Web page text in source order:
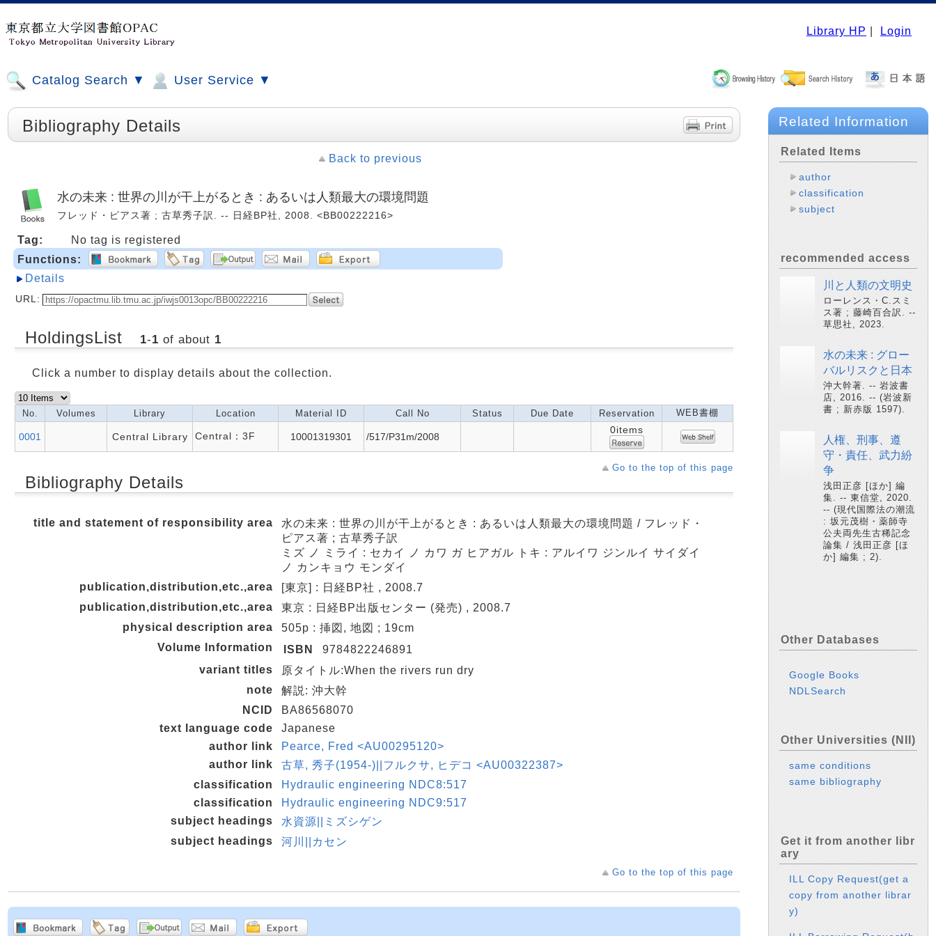
Library HP Login
Catalog Search ▼ User Service ▼
Bibliography Details
Back to previous
水の未来 : 世界の川が干上がるとき : あるいは人類最大の環境問題
フレッド・ピアス著 ; 古草秀子訳. -- 日経BP社, 2008. <BB00222216>
Tag:
No tag is registered
Functions:
Details
URL:
HoldingsList 1-1 of about 1
Click a number to display details about the collection.
No. Volumes Library Location Material ID Call No Status Due Date Reservation WEB書棚
0001 Central Library Central：3F 10001319301 /517/P31m/2008
0items
Go to the top of this page
Bibliography Details
title and statement of responsibility area
水の未来 : 世界の川が干上がるとき : あるいは人類最大の環境問題 / フレッド・
ピアス著 ; 古草秀子訳
ミズ ノ ミライ : セカイ ノ カワ ガ ヒアガル トキ : アルイワ ジンルイ サイダイ
ノ カンキョウ モンダイ
publication,distribution,etc.,area
[東京] : 日経BP社 , 2008.7
publication,distribution,etc.,area
東京 : 日経BP出版センター (発売) , 2008.7
physical description area
505p : 挿図, 地図 ; 19cm
Volume Information
ISBN
9784822246891
variant titles
原タイトル:When the rivers run dry
note
解説: 沖大幹
NCID
BA86568070
text language code
Japanese
author link
Pearce, Fred <AU00295120>
author link
古草, 秀子(1954-)||フルクサ, ヒデコ <AU00322387>
classification
Hydraulic engineering NDC8:517
classification
Hydraulic engineering NDC9:517
subject headings
水資源||ミズシゲン
subject headings
河川||カセン
Go to the top of this page
Related Information
Related Items
author
classification
subject
recommended access
川と人類の文明史
ローレンス・C.スミ
ス著 ; 藤崎百合訳. --
草思社, 2023.
水の未来 : グロー
バルリスクと日本
沖大幹著. -- 岩波書
店, 2016. -- (岩波新
書 ; 新赤版 1597).
人権、刑事、遵
守・責任、武力紛
争
浅田正彦 [ほか] 編
集. -- 東信堂, 2020.
-- (現代国際法の潮流
: 坂元茂樹・薬師寺
公夫両先生古稀記念
論集 / 浅田正彦 [ほ
か] 編集 ; 2).
Other Databases
Google Books
NDLSearch
Other Universities (NII)
same conditions
same bibliography
Get it from another libr
ary
ILL Copy Request(get a
copy from another librar
y)